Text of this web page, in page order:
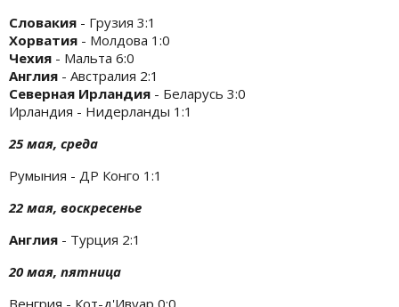
Словакия - Грузия 3:1
Хорватия - Молдова 1:0
Чехия - Мальта 6:0
Англия - Австралия 2:1
Северная Ирландия - Беларусь 3:0
Ирландия - Нидерланды 1:1
25 мая, среда
Румыния - ДР Конго 1:1
22 мая, воскресенье
Англия - Турция 2:1
20 мая, пятница
Венгрия - Кот-д'Ивуар 0:0